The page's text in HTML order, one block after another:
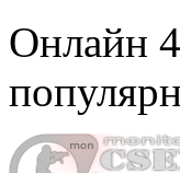
Онлайн